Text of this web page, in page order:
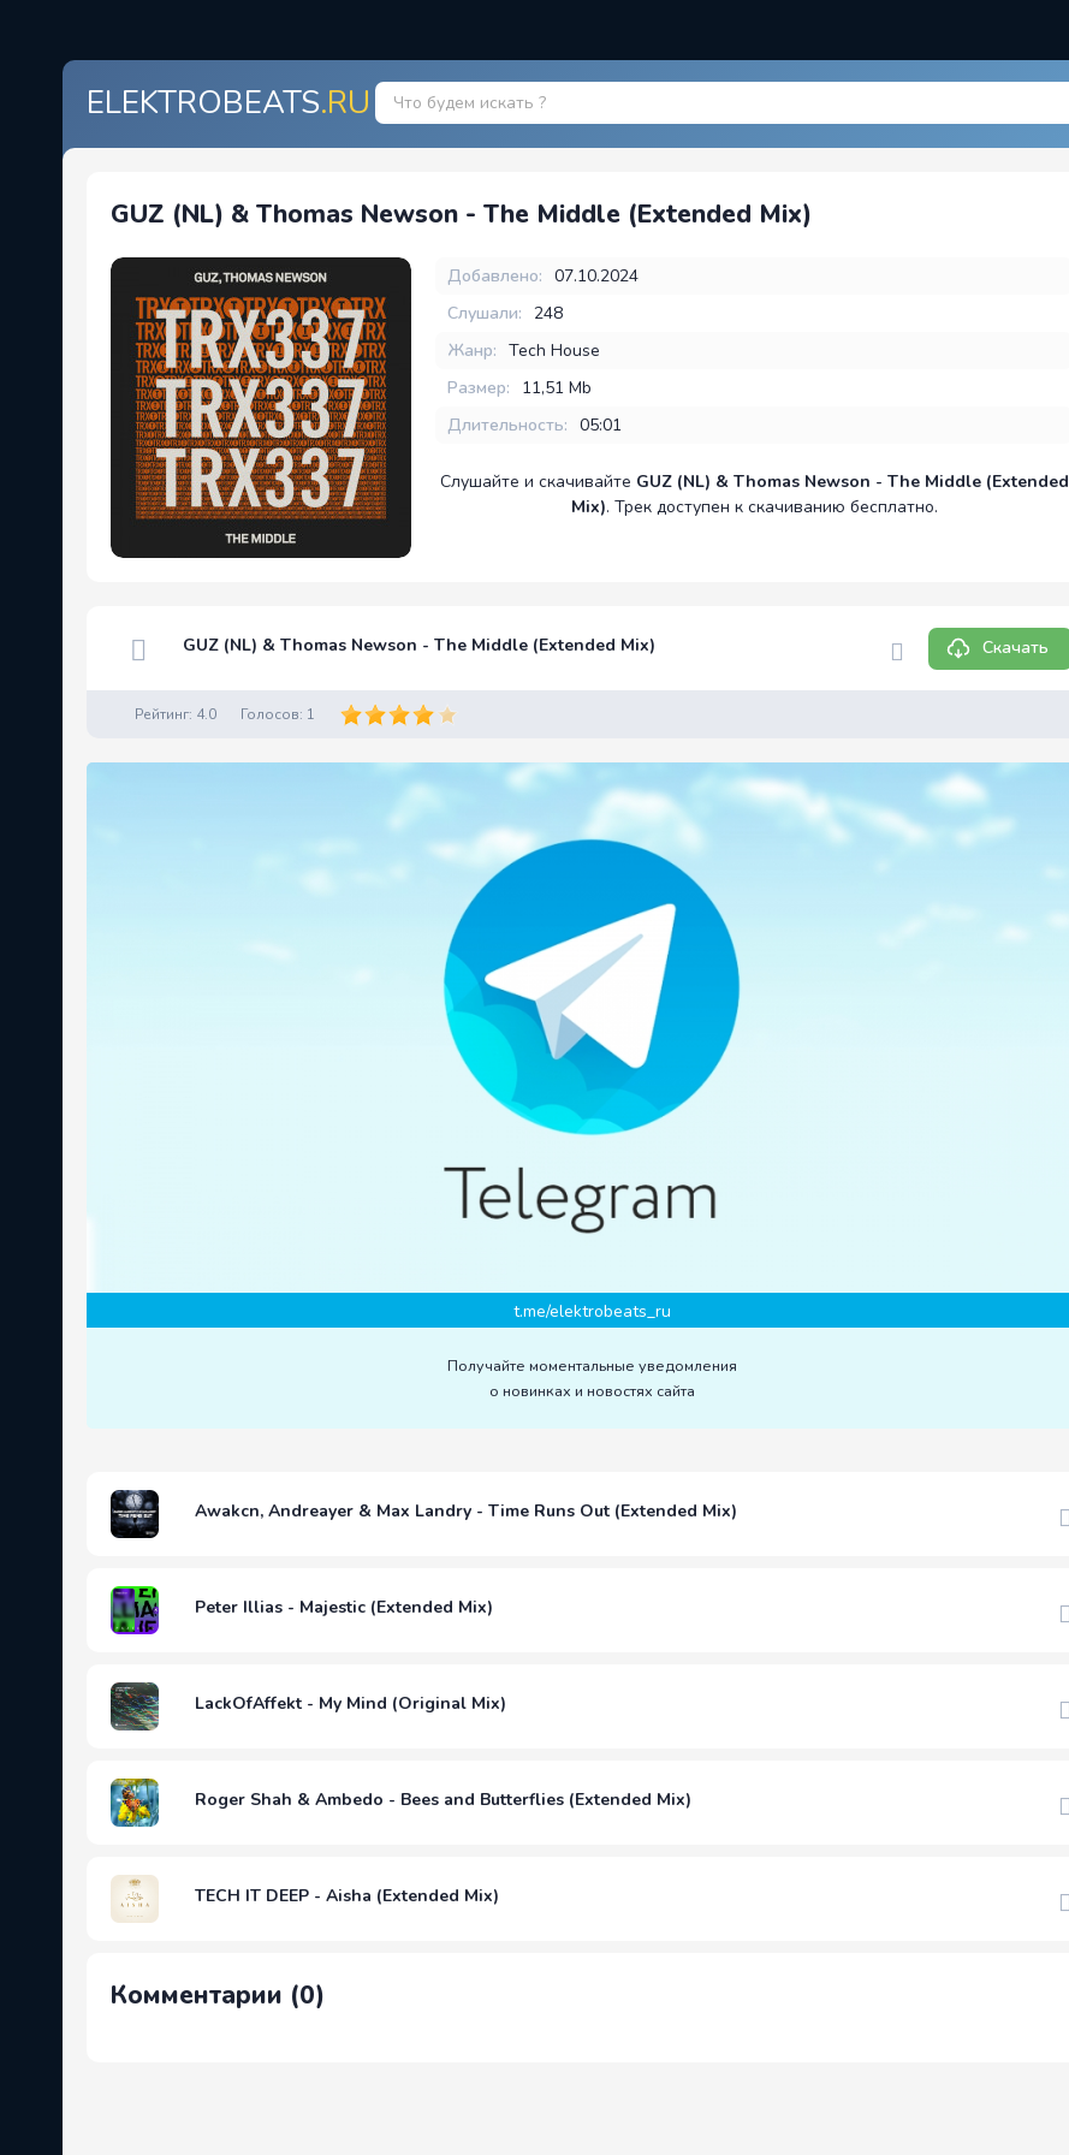
ELEKTROBEATS.RU
GUZ (NL) & Thomas Newson - The Middle (Extended Mix)
Добавлено: 07.10.2024
Слушали:
248
Жанр: Tech House
Размер:
11,51 Mb
Длительность: 05:01
Слушайте и скачивайте GUZ (NL) & Thomas Newson - The Middle (Extended
Mix). Трек доступен к скачиванию бесплатно.
GUZ (NL) & Thomas Newson - The Middle (Extended Mix) Скачать
Рейтинг: 4.0 Голосов: 1
t.me/elektrobeats_ru
Получайте моментальные уведомления
о новинках и новостях сайта
Awakcn, Andreayer & Max Landry - Time Runs Out (Extended Mix)
Peter Illias - Majestic (Extended Mix)
LackOfAffekt - My Mind (Original Mix)
Roger Shah & Ambedo - Bees and Butterflies (Extended Mix)
TECH IT DEEP - Aisha (Extended Mix)
Комментарии (0)